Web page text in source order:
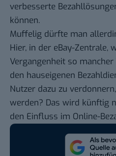
verbesserte
können.
Muffelig dürfte man
Hier, in der eBay-Zentrale,
Vergangenheit so
den hauseigenen
Nutzer dazu zu verdonnern,
werden? Das wird künftig
den Einfluss im Online-